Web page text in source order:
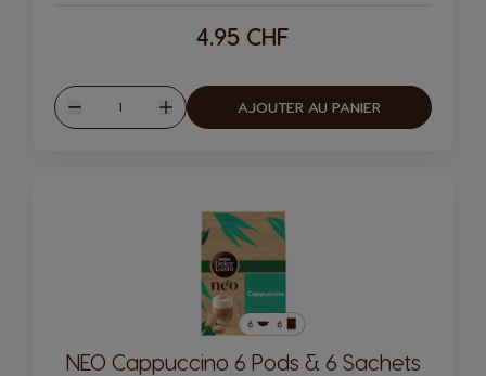
4.95 CHF
Diminuer
Quantité
Augmenter
AJOUTER AU PANIER
NEO Cappuccino 6 Pods & 6 Sachets